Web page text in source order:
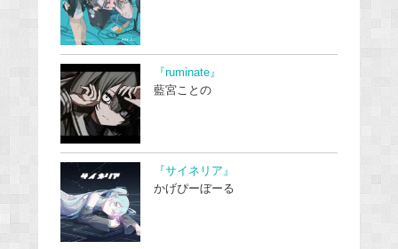
『ruminate』
藍宮ことの
『サイネリア』
かげぴーぼーる